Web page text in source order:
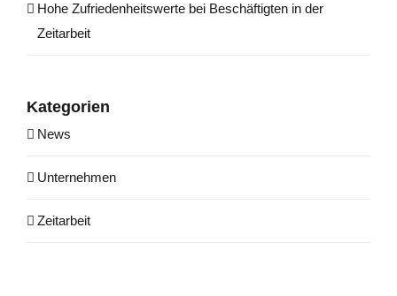
Hohe Zufrie­den­heits­wer­te bei Beschäf­tig­ten in der
Zeitarbeit
Kate­go­rien
News
Unternehmen
Zeitarbeit